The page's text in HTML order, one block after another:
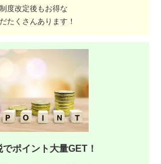
度改定後もお得な
たくさんあります！
ポイント大量GET！